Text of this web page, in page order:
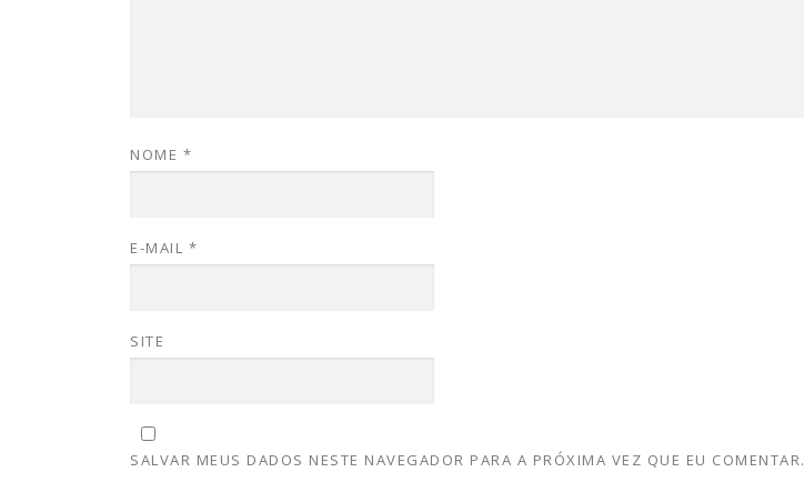
NOME *
E-MAIL *
SITE
SALVAR MEUS DADOS NESTE NAVEGADOR PARA A PRÓXIMA VEZ QUE EU COMENTAR.